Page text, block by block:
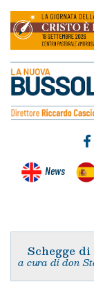
News
Schegge
a cura di don